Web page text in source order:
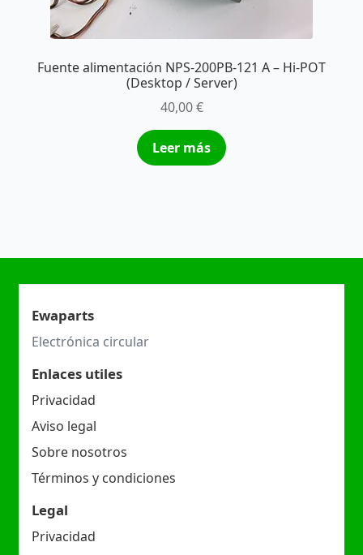
Fuente alimentación NPS-200PB-121 A – Hi-POT
(Desktop / Server)
40,00€
Leer más
Ewaparts
Electrónica circular
Enlaces utiles
Privacidad
Aviso legal
Sobre nosotros
Términos y condiciones
Legal
Privacidad